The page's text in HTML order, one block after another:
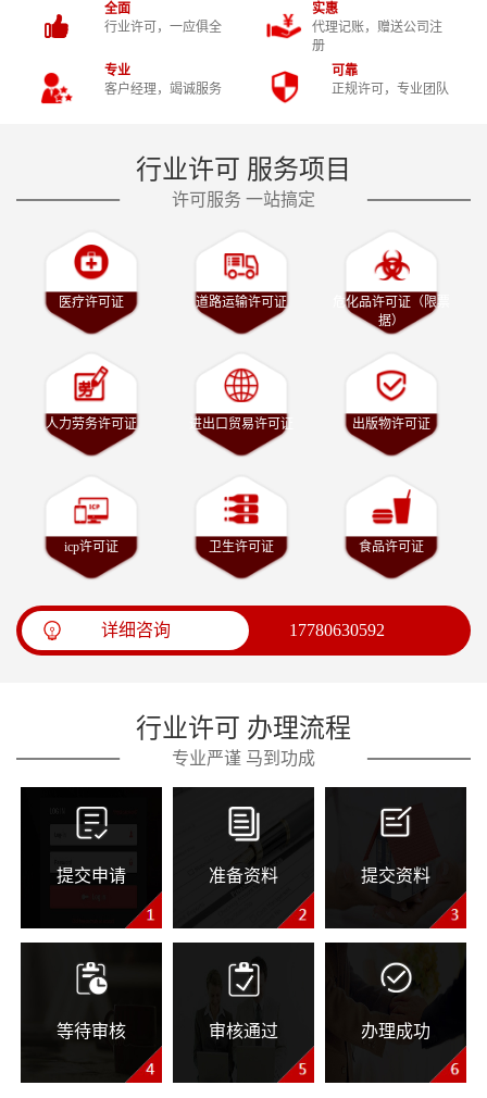
全面
行业许可，一应俱全
实惠
代理记账，赠送公司注
册
专业
客户经理，竭诚服务
可靠
正规许可，专业团队
行业许可 服务项目
许可服务 一站搞定
医疗许可证 道路运输许可证
危化品许可证（限票
据）
人力劳务许可证 进出口贸易许可证 出版物许可证
icp许可证 卫生许可证 食品许可证
详细咨询 17780630592
行业许可 办理流程
专业严谨 马到功成
提交申请 准备资料 提交资料
等待审核 审核通过 办理成功